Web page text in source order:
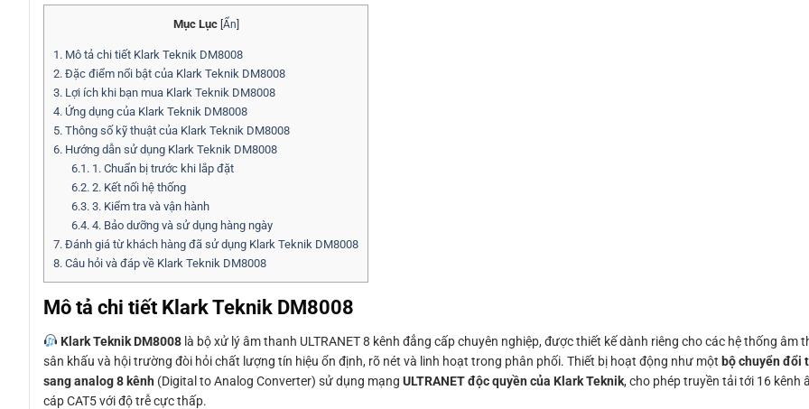
Mục Lục Ẩn
1. Mô tả chi tiết Klark Teknik DM8008
2. Đặc điểm nổi bật của Klark Teknik DM8008
3. Lợi ích khi bạn mua Klark Teknik DM8008
4. Ứng dụng của Klark Teknik DM8008
5. Thông số kỹ thuật của Klark Teknik DM8008
6. Hướng dẫn sử dụng Klark Teknik DM8008
6.1.1. Chuẩn bị trước khi lắp đặt
6.2.2. Kết nối hệ thống
6.3.3. Kiểm tra và vận hành
6.4.4. Bảo dưỡng và sử dụng hàng ngày
7. Đánh giá từ khách hàng đã sử dụng Klark Teknik DM8008
8. Câu hỏi và đáp về Klark Teknik DM8008
Mô tả chi tiết Klark Teknik DM8008
Klark Teknik DM8008là bộ xử lý âm thanh ULTRANET 8 kênh đẳng cấp chuyên nghiệp, được thiết kế dành riêng cho các hệ thống âm
sân khấu và hội trường đòi hỏi chất lượng tín hiệu ổn định, rõ nét và linh hoạt trong phân phối. Thiết bị hoạt động như một bộ chuyển đổi
sang analog 8 kênh (Digital to Analog Converter) sử dụng mạng ULTRANET độc quyền của Klark Teknik, cho phép truyền tải tới 16 kênh
cáp CAT5 với độ trễ cực thấp.